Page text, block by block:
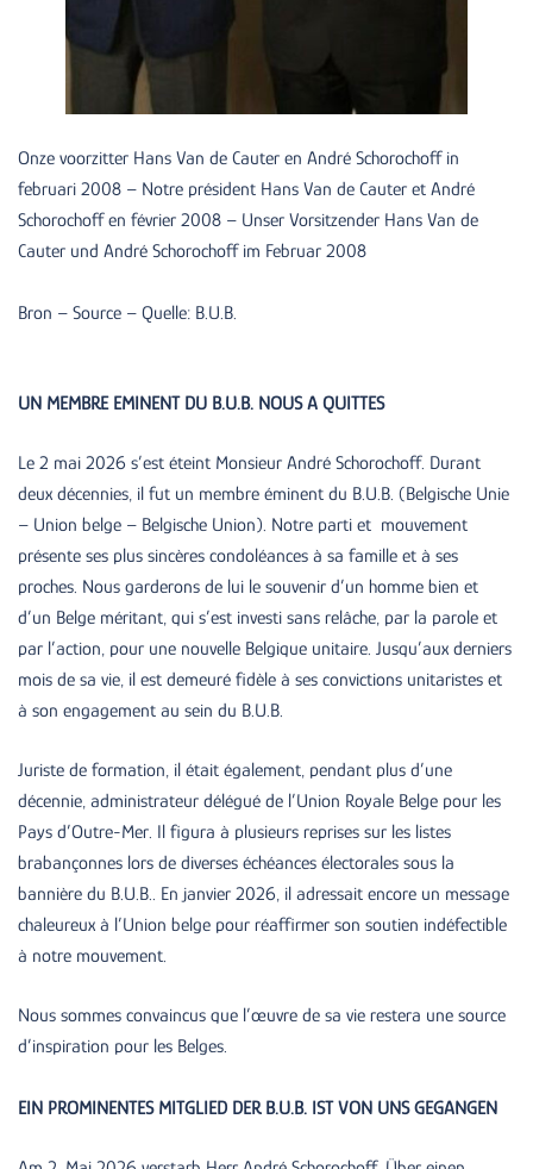
Onze voorzitter Hans Van de Cauter en André Schorochoff in
februari 2008 – Notre président Hans Van de Cauter et André
Schorochoff en février 2008 – Unser Vorsitzender Hans Van de
Cauter und André Schorochoff im Februar 2008
Bron – Source – Quelle: B.U.B.
UN MEMBRE EMINENT DU B.U.B. NOUS A QUITTES
Le 2 mai 2026 s’est éteint Monsieur André Schorochoff. Durant
deux décennies, il fut un membre éminent du B.U.B. (Belgische Unie
– Union belge – Belgische Union). Notre parti et mouvement
présente ses plus sincères condoléances à sa famille et à ses
proches. Nous garderons de lui le souvenir d’un homme bien et
d’un Belge méritant, qui s’est investi sans relâche, par la parole et
par l’action, pour une nouvelle Belgique unitaire. Jusqu’aux derniers
mois de sa vie, il est demeuré fidèle à ses convictions unitaristes et
à son engagement au sein du B.U.B.
Juriste de formation, il était également, pendant plus d’une
décennie, administrateur délégué de l’Union Royale Belge pour les
Pays d’Outre-Mer. Il figura à plusieurs reprises sur les listes
brabançonnes lors de diverses échéances électorales sous la
bannière du B.U.B.. En janvier 2026, il adressait encore un message
chaleureux à l’Union belge pour réaffirmer son soutien indéfectible
à notre mouvement.
Nous sommes convaincus que l’œuvre de sa vie restera une source
d’inspiration pour les Belges.
EIN PROMINENTES MITGLIED DER B.U.B. IST VON UNS GEGANGEN